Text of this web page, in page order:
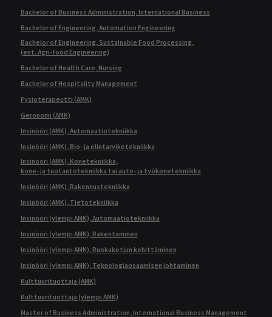
Bachelor of Business Administration, International Business
Bachelor of Engineering, Automation Engineering
Bachelor of Engineering, Sustainable Food Processing,
(ent. Agri-food Engineering)
Bachelor of Health Care, Nursing
Bachelor of Hospitality Management
Fysioterapeutti (AMK)
Geronomi (AMK)
Insinööri (AMK), Automaatiotekniikka
Insinööri (AMK), Bio- ja elintarviketekniikka
Insinööri (AMK), Konetekniikka,
kone- ja tuotantotekniikka tai auto- ja työkonetekniikka
Insinööri (AMK), Rakennustekniikka
Insinööri (AMK), Tietotekniikka
Insinööri (ylempi AMK), Automaatiotekniikka
Insinööri (ylempi AMK), Rakentaminen
Insinööri (ylempi AMK), Ruokaketjun kehittäminen
Insinööri (ylempi AMK), Teknologiaosaamisen johtaminen
Kulttuurituottaja (AMK)
Kulttuurituottaja (ylempi AMK)
Master of Business Administration, International Business Management